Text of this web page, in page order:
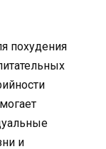
похудения
и